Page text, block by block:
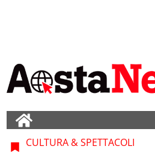
CULTURA & SPETTACOLI